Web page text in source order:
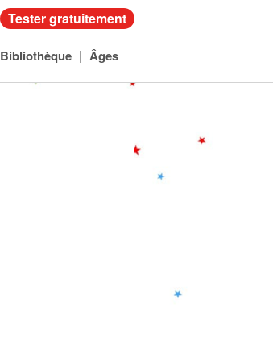
Tester gratuitement
Bibliothèque | Âges